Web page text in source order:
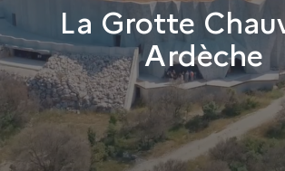
La Grotte
Ardèche